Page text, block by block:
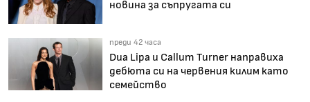
новина за съпругата си
преди 42 часа
Dua Lipa и Callum Turner направиха
дебюта си на червения килим като
семейство